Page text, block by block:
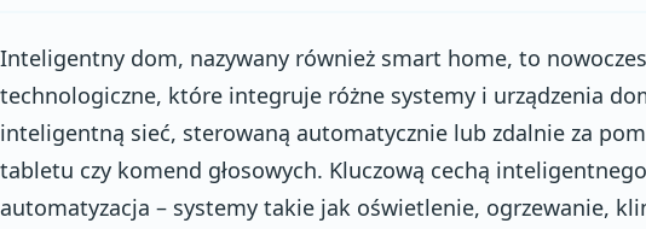
Inteligentny dom, nazywany również smart home, to
technologiczne, które integruje różne systemy i urządzenia
inteligentną sieć, sterowaną automatycznie lub zdalnie za
tabletu czy komend głosowych. Kluczową cechą
automatyzacja – systemy takie jak oświetlenie, ogrzewanie,